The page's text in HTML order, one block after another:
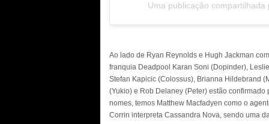
Uma publicação
Ao lado de Ryan Reynolds e Hugh Jackman
franquia Deadpool Karan Soni (Dopinder),
Stefan Kapicic (Colossus), Brianna Hildebrand
(Yukio) e Rob Delaney (Peter) estão
nomes, temos Matthew Macfadyen como o
Corrin interpreta Cassandra Nova, sendo uma